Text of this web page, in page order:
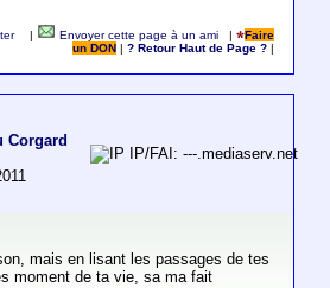
Envoyer cette page à un ami |
Faire
un DON
|? Retour Haut de Page ?
Corgard
IP/FAI: ---.mediaserv.net
mais en lisant les passages de tes
moment de ta vie, sa ma fait